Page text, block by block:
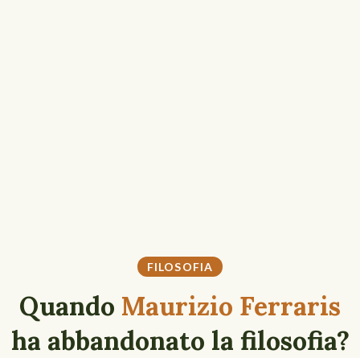
FILOSOFIA
Quando Maurizio Ferraris
ha abbandonato la filosofia?